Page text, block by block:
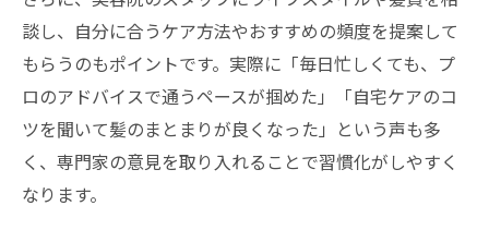
談し、自分に合うケア方法やおすすめの頻度を提案して
もらうのもポイントです。実際に「毎日忙しくても、プ
ロのアドバイスで通うペースが掴めた」「自宅ケアのコ
ツを聞いて髪のまとまりが良くなった」という声も多
く、専門家の意見を取り入れることで習慣化がしやすく
なります。